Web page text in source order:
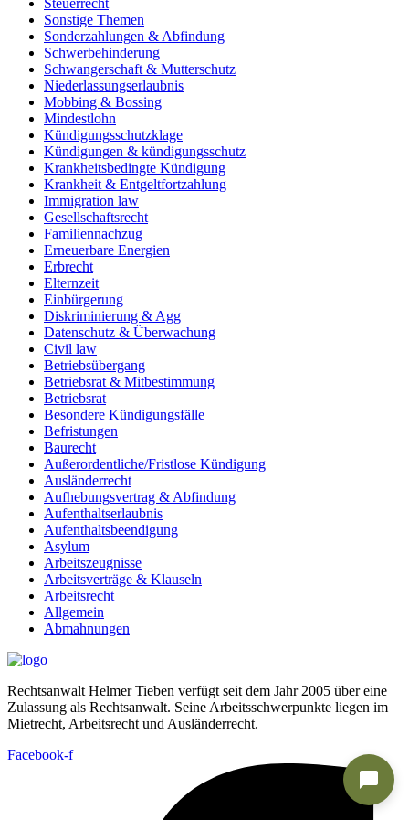
Steuerrecht
Sonstige Themen
Sonderzahlungen & Abfindung
Schwerbehinderung
Schwangerschaft & Mutterschutz
Niederlassungserlaubnis
Mobbing & Bossing
Mindestlohn
Kündigungsschutzklage
Kündigungen & kündigungsschutz
Krankheitsbedingte Kündigung
Krankheit & Entgeltfortzahlung
Immigration law
Gesellschaftsrecht
Familiennachzug
Erneuerbare Energien
Erbrecht
Elternzeit
Einbürgerung
Diskriminierung & Agg
Datenschutz & Überwachung
Civil law
Betriebsübergang
Betriebsrat & Mitbestimmung
Betriebsrat
Besondere Kündigungsfälle
Befristungen
Baurecht
Außerordentliche/Fristlose Kündigung
Ausländerrecht
Aufhebungsvertrag & Abfindung
Aufenthaltserlaubnis
Aufenthaltsbeendigung
Asylum
Arbeitszeugnisse
Arbeitsverträge & Klauseln
Arbeitsrecht
Allgemein
Abmahnungen
Rechtsanwalt Helmer Tieben verfügt seit dem Jahr 2005 über eine
Zulassung als Rechtsanwalt. Seine Arbeitsschwerpunkte liegen im
Mietrecht, Arbeitsrecht und Ausländerrecht.
Facebook-f